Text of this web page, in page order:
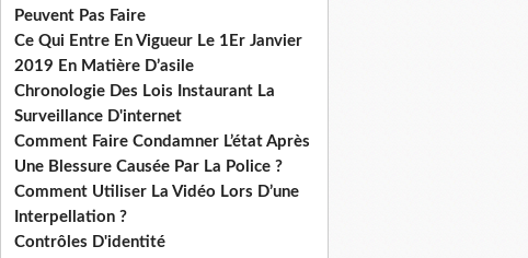
Peuvent Pas Faire
Ce Qui Entre En Vigueur Le 1Er Janvier
2019 En Matière D’asile
Chronologie Des Lois Instaurant La
Surveillance D'internet
Comment Faire Condamner L’état Après
Une Blessure Causée Par La Police ?
Comment Utiliser La Vidéo Lors D’une
Interpellation ?
Contrôles D'identité